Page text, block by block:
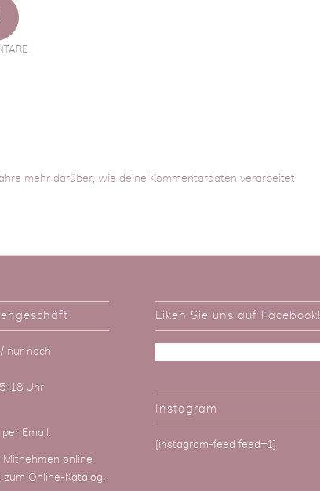
mehr darüber, wie deine Kommentardaten verarbeitet
nur nach
18 Uhr
per Email
online
zum Online-Katalog.
Liken Sie uns auf Facebook!
Instagram
[instagram-feed feed=1]